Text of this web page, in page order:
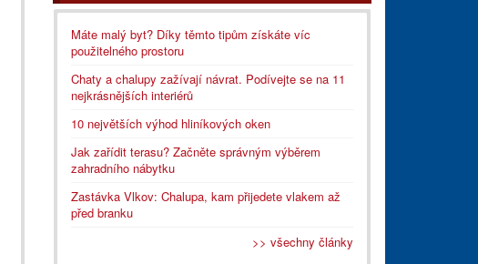
Máte malý byt? Díky těmto tipům získáte víc
použitelného prostoru
Chaty a chalupy zažívají návrat. Podívejte se na 11
nejkrásnějších interiérů
10 největších výhod hliníkových oken
Jak zařídit terasu? Začněte správným výběrem
zahradního nábytku
Zastávka Vlkov: Chalupa, kam přijedete vlakem až
před branku
>> všechny články